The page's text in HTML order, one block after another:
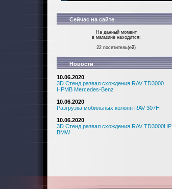
Сейчас на сайте
На данный момент
в магазине находится:
22 посетитель(ей)
Новости
10.06.2020
3D Стенд развал схождения RAV TD3000
HPMB Mercedes-Benz
10.06.2020
Разгрузка мобильных колонн RAV 307H
10.06.2020
3D Стенд развал схождения RAV TD3000HP
BMW